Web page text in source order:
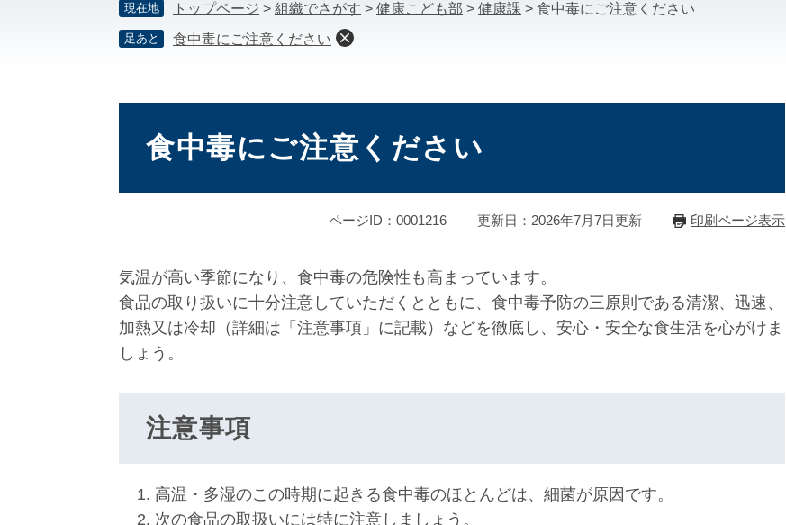
現在地 トップページ > 組織でさがす > 健康こども部 > 健康課 > 食中毒にご注意ください
足あと 食中毒にご注意ください
食中毒にご注意ください
ページID：0001216 更新日：2026年7月7日更新 印刷ページ表示
気温が高い季節になり、食中毒の危険性も高まっています。
食品の取り扱いに十分注意していただくとともに、食中毒予防の三原則である清潔、迅速、
加熱又は冷却（詳細は「注意事項」に記載）などを徹底し、安心・安全な食生活を心がけま
しょう。
注意事項
高温・多湿のこの時期に起きる食中毒のほとんどは、細菌が原因です。
次の食品の取扱いには特に注意しましょう。